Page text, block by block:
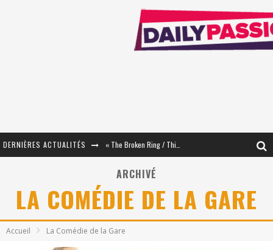
DERNIÈRES ACTUALITÉS
« Le Béton et le Bambou / Propositions pour Mayotte et le Monde. » - Améliorations !
Star Fox
ARCHIVÉ
LA COMÉDIE DE LA GARE
Accueil La Comédie de la Gare